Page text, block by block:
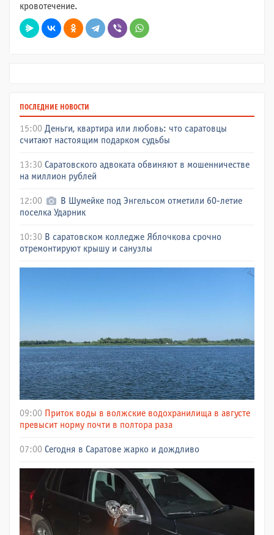
кровотечение.
ПОСЛЕДНИЕ НОВОСТИ
15:00 Деньги, квартира или любовь: что саратовцы
считают настоящим подарком судьбы
13:30 Саратовского адвоката обвиняют в мошенничестве
на миллион рублей
12:00
В Шумейке под Энгельсом отметили 60-летие
поселка Ударник
10:30 В саратовском колледже Яблочкова срочно
отремонтируют крышу и санузлы
09:00 Приток воды в волжские водохранилища в августе
превысит норму почти в полтора раза
07:00 Сегодня в Саратове жарко и дождливо